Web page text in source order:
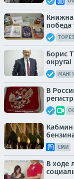
победа
ТОРЕЗ
Борис
округа!
В
СМИ
В ходе